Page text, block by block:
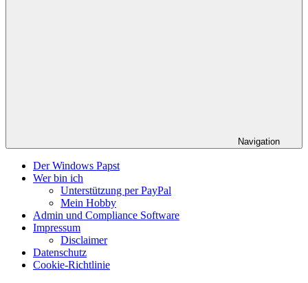
Navigation
Der Windows Papst
Wer bin ich
Unterstützung per PayPal
Mein Hobby
Admin und Compliance Software
Impressum
Disclaimer
Datenschutz
Cookie-Richtlinie